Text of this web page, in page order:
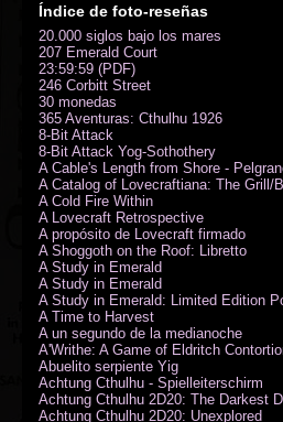
Índice de foto-reseñas
20.000 siglos bajo los mares
207 Emerald Court
23:59:59 (PDF)
246 Corbitt Street
30 monedas
365 Aventuras: Cthulhu 1926
8-Bit Attack
8-Bit Attack Yog-Sothothery
A Cable's Length from Shore -
A Catalog of Lovecraftiana: The Grill/
A Cold Fire Within
A Lovecraft Retrospective
A propósito de Lovecraft firmado
A Shoggoth on the Roof: Libretto
A Study in Emerald
A Study in Emerald
A Study in Emerald: Limited Edition
A Time to Harvest
A un segundo de la medianoche
A'Writhe: A Game of Eldritch
Abuelito serpiente Yig
Achtung Cthulhu - Spielleiterschirm
Achtung Cthulhu 2D20: The Darkest
Achtung Cthulhu 2D20: Unexplored